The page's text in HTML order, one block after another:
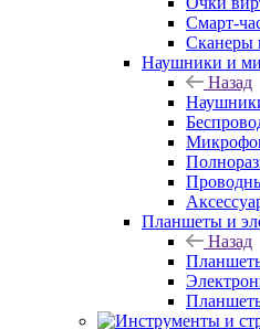
Смарт-
Сканеры
Наушники и
Назад
Планшеты и
Назад